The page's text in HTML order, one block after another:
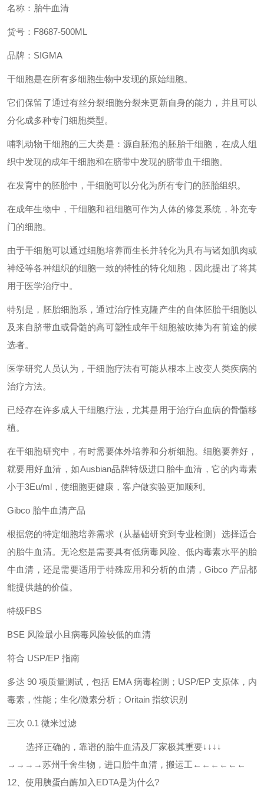
名称：胎牛血清
货号： F8687-500ML
品牌： SIGMA
干细胞是在所有多细胞生物中发现的原始细胞。
它们保留了通过有丝分裂细胞分裂来更新自身的能力，并且可以
分化成多种专门细胞类型。
哺乳动物干细胞的三大类是：源自胚泡的胚胎干细胞，在成人组
织中发现的成年干细胞和在脐带中发现的脐带血干细胞。
在发育中的胚胎中，干细胞可以分化为所有专门的胚胎组织。
在成年生物中，干细胞和祖细胞可作为人体的修复系统，补充专
门的细胞。
由于干细胞可以通过细胞培养而生长并转化为具有与诸如肌肉或
神经等各种组织的细胞一致的特性的特化细胞，因此提出了将其
用于医学治疗中。
特别是，胚胎细胞系，通过治疗性克隆产生的自体胚胎干细胞以
及来自脐带血或骨髓的高可塑性成年干细胞被吹捧为有前途的候
选者。
医学研究人员认为，干细胞疗法有可能从根本上改变人类疾病的
治疗方法。
已经存在许多成人干细胞疗法，尤其是用于治疗白血病的骨髓移
植。
在干细胞研究中，有时需要体外培养和分析细胞。细胞要养好，
就要用好血清，如Ausbian品牌特级进口胎牛血清，它的内毒素
小于3Eu/ml ，使细胞更健康，客户做实验更加顺利。
Gibco 胎牛血清产品
根据您的特定细胞培养需求（从基础研究到专业检测）选择适合
的胎牛血清。无论您是需要具有低病毒风险、低内毒素水平的胎
牛血清，还是需要适用于特殊应用和分析的血清，Gibco 产品都
能提供越的价值。
特级FBS
BSE 风险最小且病毒风险较低的血清
符合 USP/EP 指南
多达 90项质量测试，包括 EMA病毒检测； USP/EP 支原体，内
毒素，性能；生化/激素分析； Oritain 指纹识别
三次 0.1 微米过滤
选择正确的，靠谱的胎牛血清及厂家极其重要↓↓↓↓
→→→→苏州千舍生物，进口胎牛血清，搬运工←←←←←←
12 、使用胰蛋白酶加入 EDTA是为什么?